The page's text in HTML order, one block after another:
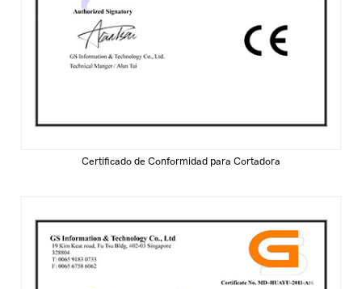
Certificado de Conformidad para Cortadora